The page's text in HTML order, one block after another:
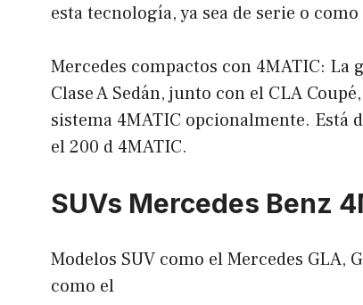
esta tecnología, ya sea de serie o
Mercedes compactos con 4MATIC: La
Clase A Sedán, junto con el CLA
sistema 4MATIC opcionalmente. Está
el 200 d 4MATIC.
SUVs Mercedes Benz
Modelos SUV como el Mercedes GLA,
como el